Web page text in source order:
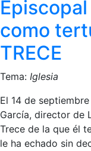
como
TRECE
Tema: Iglesia
El 14 de
García, director de
Trece de la que él
le ha echado sin